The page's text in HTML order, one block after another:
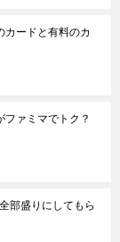
カードと有料のカ
ァミマでトク？
部盛りにしてもら